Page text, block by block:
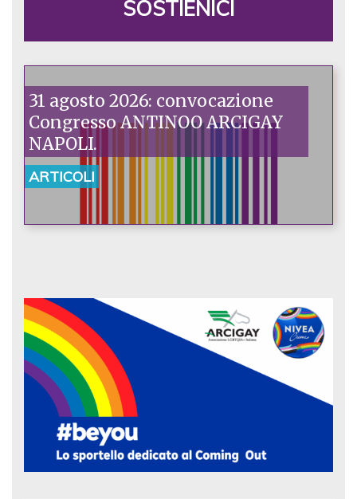
SOSTIENICI
31 agosto 2026: convocazione
Congresso ANTINOO ARCIGAY
NAPOLI.
ARTICOLI